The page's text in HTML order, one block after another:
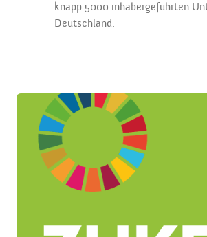
knapp 5000 inhabergeführten
Deutschland.